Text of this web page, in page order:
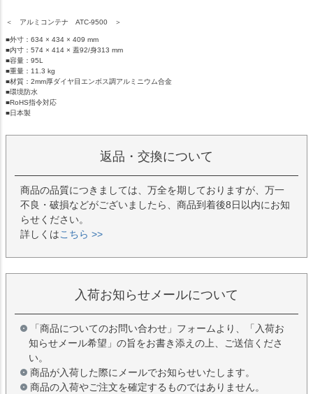
＜ アルミコンテナ ATC-9500 ＞
■外寸：634 × 434 × 409 mm
■内寸：574 × 414 × 蓋92/身313 mm
■容量：95L
■重量：11.3 kg
■材質：2mm厚ダイヤ目エンボス調アルミニウム合金
■環境防水
■RoHS指令対応
■日本製
返品・交換について
商品の品質につきましては、万全を期しておりますが、万一
不良・破損などがございましたら、商品到着後8日以内にお知
らせください。
詳しくはこちら >>
入荷お知らせメールについて
「商品についてのお問い合わせ」フォームより、「入荷お
知らせメール希望」の旨をお書き添えの上、ご送信くださ
い。
商品が入荷した際にメールでお知らせいたします。
商品の入荷やご注文を確定するものではありません。